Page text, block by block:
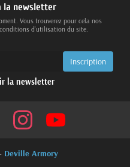
la newsletter
Vous trouverez pour cela nos
d'utilisation du site.
la newsletter
Deville Armory